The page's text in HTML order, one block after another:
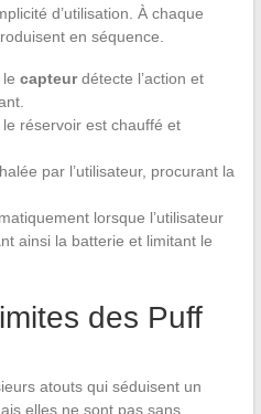
d’utilisation. À chaque
en séquence.
capteurdétecte l’action et
réservoir est chauffé et
par l’utilisateur, procurant la
lorsque l’utilisateur
ainsi la batterie et limitant le
des Puff
atouts qui séduisent un
elles ne sont pas sans